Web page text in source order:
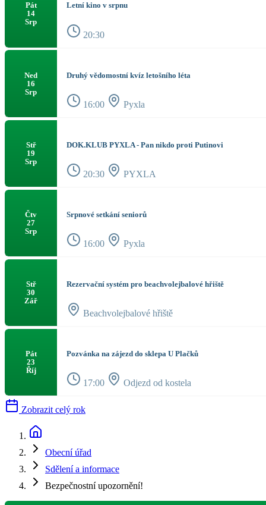
Pát
14
Srp
Letní kino v srpnu
20:30
Ned
16
Srp
Druhý vědomostní kvíz letošního léta
16:00 Pyxla
Stř
19
Srp
DOK.KLUB PYXLA - Pan nikdo proti Putinovi
20:30 PYXLA
Čtv
27
Srp
Srpnové setkání seniorů
16:00 Pyxla
Stř
30
Zář
Rezervační systém pro beachvolejbalové hřiště
Beachvolejbalové hřiště
Pát
23
Říj
Pozvánka na zájezd do sklepa U Plačků
17:00 Odjezd od kostela
Zobrazit celý rok
Obecní úřad
Sdělení a informace
Bezpečnostní upozornění!